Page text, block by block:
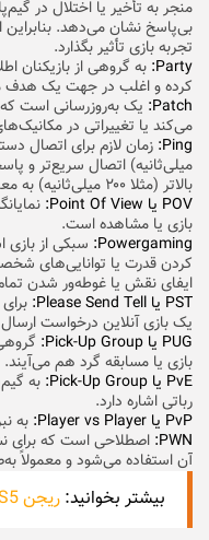
منجر به تأخیر یا اختلال در
بی‌پاسخ نشان می‌دهد.
تجربه بازی تأثیر بگذارد.
Party: به گروهی از بازیکنان
کرده و اغلب در جهت یک هدف
Patch: یک به‌روز‌رسانی است
می‌کند یا تغییراتی در
Ping:
میلی‌ثانیه) اتصال سریع‌تر و
بالاتر (مثلا ۲۰۰ میلی‌ثانیه) به معنای تأخیر بیشتر در گیم‌پلی است.
POV یا Point Of View:
بازی یا مشاهده است.
Powergaming: سبکی از
کردن قدرت یا توانایی‌های
ایفای نقش یا غوطه‌ور شدن
PST یا Please Send Tell:
یک بازی آنلاین درخواست
PUG یا Pick-Up Group:
بازی یا مسابقه گرد هم می‌آیند.
PvE یا Pick-Up Group:
به
رباتی اشاره دارد.
PvP یا Player vs Player:
به
PWN: اصطلاحی است که برای
آن استفاده می‌شود و معمولاً
بیشتر بخوانید: ریجن PS5 چیست؟